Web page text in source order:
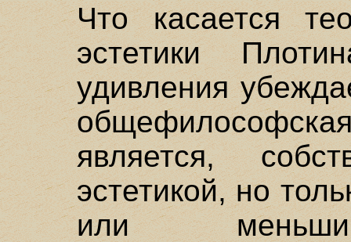
Что касается
эстетики
удивления
является,
эстетикой, но
или